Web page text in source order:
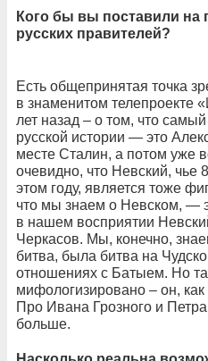
Кого бы вы поставили на
русских правителей?
Есть общепринятая точка
в знаменитом телепроекте
лет назад – о том, что
русской истории — это
месте Сталин, а потом уже
очевидно, что Невский, чье
этом году, является тоже
что мы знаем о Невском, —
в нашем восприятии
Черкасов. Мы, конечно,
битва, была битва на
отношениях с Батыем. Но
мифологизировано – он,
Про Ивана Грозного и
больше.